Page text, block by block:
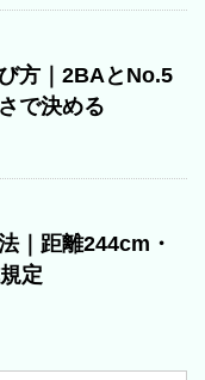
方｜2BAとNo.5
で決める
｜距離244cm・
定